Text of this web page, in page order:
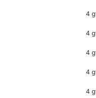
4
4
4
4
4